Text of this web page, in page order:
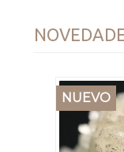
NUEVO